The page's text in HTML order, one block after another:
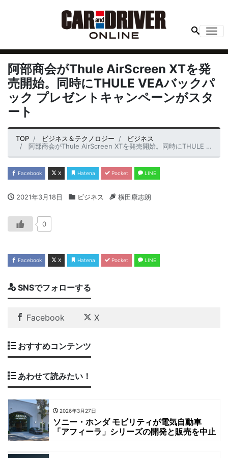
阿部商会がThule AirScreen XTを発
売開始。同時にTHULE VEAバックパ
ック プレゼントキャンペーンがスタ
ート
TOP ビジネス＆テクノロジー
ビジネス
阿部商会がThule AirScreen XTを発売開始。同時にTHULE VEAバックパック プレゼントキャンペーンがスタート
Facebook X Hatena Pocket LINE
2021年3月18日 ビジネス 横田康志朗
0
Facebook X Hatena Pocket LINE
SNSでフォローする
Facebook X
おすすめコンテンツ
あわせて読みたい！
2026年3月27日
ソニー・ホンダ モビリティが電気自動車
「アフィーラ」シリーズの開発と販売を中止